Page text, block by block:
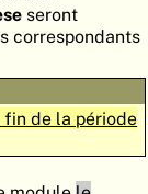
AIDE
DE
seront
correspondants
fin de la période